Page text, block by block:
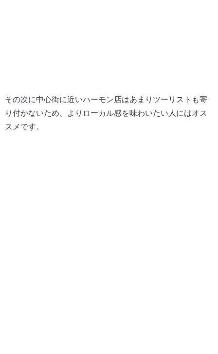
その次に中心街に近いハーモン店はあまりツーリストも寄
り付かないため、よりローカル感を味わいたい人にはオス
スメです。